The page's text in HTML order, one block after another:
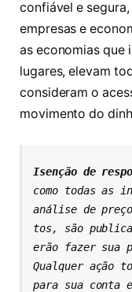
confiável e
empresas e
as economias que
lugares, elevam
consideram o
movimento do
Isenção de
como todas as
análise de
tos, são
erão fazer sua
Qualquer ação
para sua conta